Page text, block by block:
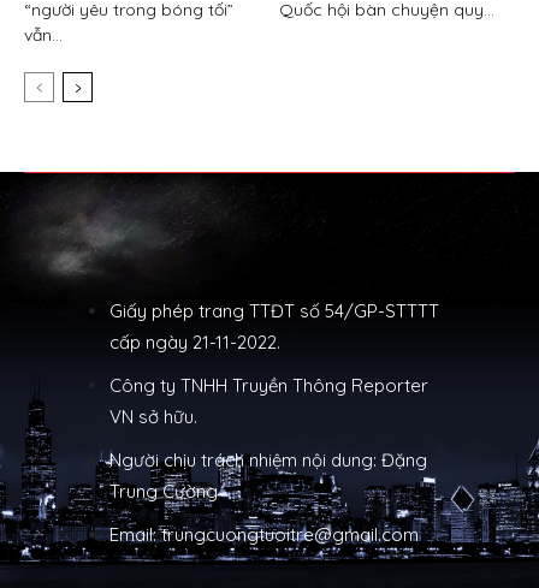
“người yêu trong bóng tối”
vẫn...
Quốc hội bàn chuyện quy...
Giấy phép trang TTĐT số 54/GP-STTTT
cấp ngày 21-11-2022.
Công ty TNHH Truyền Thông Reporter
VN sở hữu.
Người chịu trách nhiệm nội dung: Đặng
Trung Cường
Email: trungcuongtuoitre@gmail.com